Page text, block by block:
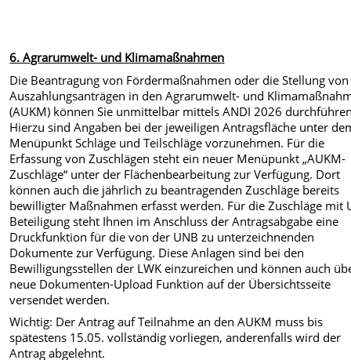
6. Agrarumwelt- und Klimamaßnahmen
Die Beantragung von Fördermaßnahmen oder die Stellung von
Auszahlungsanträgen in den Agrarumwelt- und
(AUKM) können Sie unmittelbar mittels ANDI 2026
Hierzu sind Angaben bei der jeweiligen Antragsfläche unter
Menüpunkt Schläge und Teilschläge vorzunehmen. Für die
Erfassung von Zuschlägen steht ein neuer Menüpunkt „AUKM-
Zuschläge“ unter der Flächenbearbeitung zur Verfügung. Dort
können auch die jährlich zu beantragenden Zuschläge bereits
bewilligter Maßnahmen erfasst werden. Für die Zuschläge mit
Beteiligung steht Ihnen im Anschluss der Antragsabgabe eine
Druckfunktion für die von der UNB zu unterzeichnenden
Dokumente zur Verfügung. Diese Anlagen sind bei den
Bewilligungsstellen der LWK einzureichen und können auch
neue Dokumenten-Upload Funktion auf der Übersichtsseite
versendet werden.
Wichtig: Der Antrag auf Teilnahme an den AUKM muss bis
spätestens 15.05. vollständig vorliegen, anderenfalls wird der
Antrag abgelehnt.